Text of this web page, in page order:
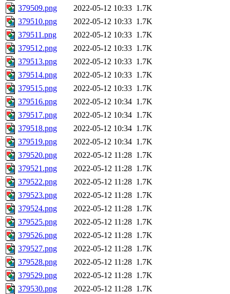
379509.png
2022-05-12 10:33 1.7K
379510.png
2022-05-12 10:33 1.7K
379511.png
2022-05-12 10:33 1.7K
379512.png
2022-05-12 10:33 1.7K
379513.png
2022-05-12 10:33 1.7K
379514.png
2022-05-12 10:33 1.7K
379515.png
2022-05-12 10:33 1.7K
379516.png
2022-05-12 10:34 1.7K
379517.png
2022-05-12 10:34 1.7K
379518.png
2022-05-12 10:34 1.7K
379519.png
2022-05-12 10:34 1.7K
379520.png
2022-05-12 11:28 1.7K
379521.png
2022-05-12 11:28 1.7K
379522.png
2022-05-12 11:28 1.7K
379523.png
2022-05-12 11:28 1.7K
379524.png
2022-05-12 11:28 1.7K
379525.png
2022-05-12 11:28 1.7K
379526.png
2022-05-12 11:28 1.7K
379527.png
2022-05-12 11:28 1.7K
379528.png
2022-05-12 11:28 1.7K
379529.png
2022-05-12 11:28 1.7K
379530.png
2022-05-12 11:28 1.7K